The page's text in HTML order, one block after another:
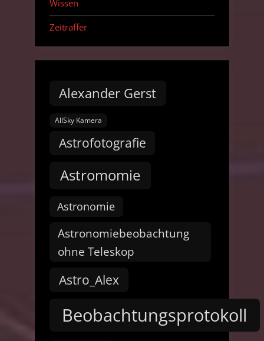
Wissen
Zeitraffer
Alexander Gerst
AllSky Kamera
Astrofotografie
Astromomie
Astronomie
Astronomiebeobachtung
ohne Teleskop
Astro_Alex
Beobachtungsprotokoll